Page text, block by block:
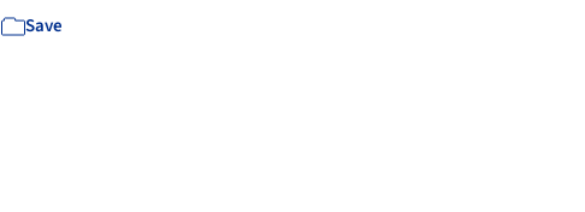
Save